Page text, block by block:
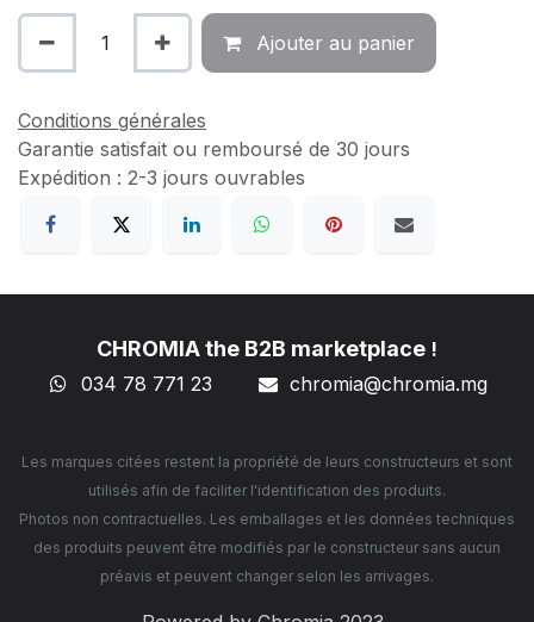
Ajouter au panier
Conditions générales
Garantie satisfait ou remboursé de 30 jours
Expédition : 2-3 jours ouvrables
CHROMIA the B2B marketplace !
034 78 771 23
chromia@chromia.mg
Les marques citées restent la propriété de leurs constructeurs et sont
utilisés afin de faciliter l'identification des produits.
Photos non contractuelles. Les emballages et les données techniques
des produits peuvent être modifiés par le constructeur sans aucun
préavis et peuvent changer selon les arrivages.